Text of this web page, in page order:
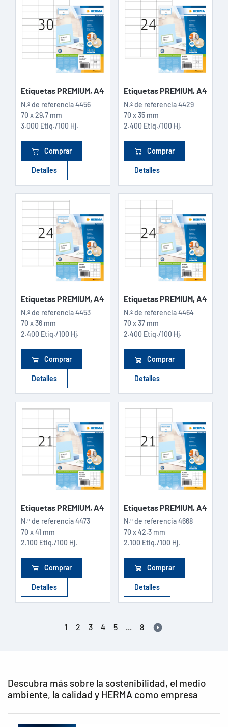
Etiquetas PREMIUM, A4
N.º de referencia4456
70 x 29,7 mm
3.000 Etiq./100 Hj.
Comprar
Detalles
Etiquetas PREMIUM, A4
N.º de referencia 4429
70 x 35 mm
2.400 Etiq./100 Hj.
Comprar
Detalles
Etiquetas PREMIUM, A4
N.º de referencia4453
70 x 36 mm
2.400 Etiq./100 Hj.
Comprar
Detalles
Etiquetas PREMIUM, A4
N.º de referencia 4464
70 x 37 mm
2.400 Etiq./100 Hj.
Comprar
Detalles
Etiquetas PREMIUM, A4
N.º de referencia4473
70 x 41 mm
2.100 Etiq./100 Hj.
Comprar
Detalles
Etiquetas PREMIUM, A4
N.º de referencia 4668
70 x 42,3 mm
2.100 Etiq./100 Hj.
Comprar
Detalles
1 2 3 4 5 ... 8
Descubra más sobre la sostenibilidad, el medio
ambiente, la calidad y HERMA como empresa